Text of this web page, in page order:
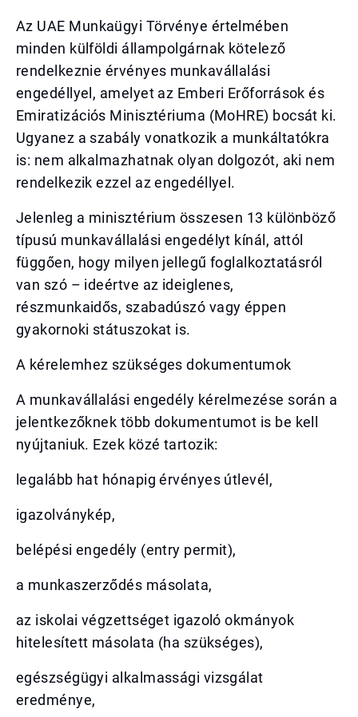
Az UAE Munkaügyi Törvénye értelmében
minden külföldi állampolgárnak kötelező
rendelkeznie érvényes munkavállalási
engedéllyel, amelyet az Emberi Erőforrások és
Emiratizációs Minisztériuma (MoHRE) bocsát ki.
Ugyanez a szabály vonatkozik a munkáltatókra
is: nem alkalmazhatnak olyan dolgozót, aki nem
rendelkezik ezzel az engedéllyel.
Jelenleg a minisztérium összesen 13 különböző
típusú munkavállalási engedélyt kínál, attól
függően, hogy milyen jellegű foglalkoztatásról
van szó – ideértve az ideiglenes,
részmunkaidős, szabadúszó vagy éppen
gyakornoki státuszokat is.
A kérelemhez szükséges dokumentumok
A munkavállalási engedély kérelmezése során a
jelentkezőknek több dokumentumot is be kell
nyújtaniuk. Ezek közé tartozik:
legalább hat hónapig érvényes útlevél,
igazolványkép,
belépési engedély (entry permit),
a munkaszerződés másolata,
az iskolai végzettséget igazoló okmányok
hitelesített másolata (ha szükséges),
egészségügyi alkalmassági vizsgálat
eredménye,